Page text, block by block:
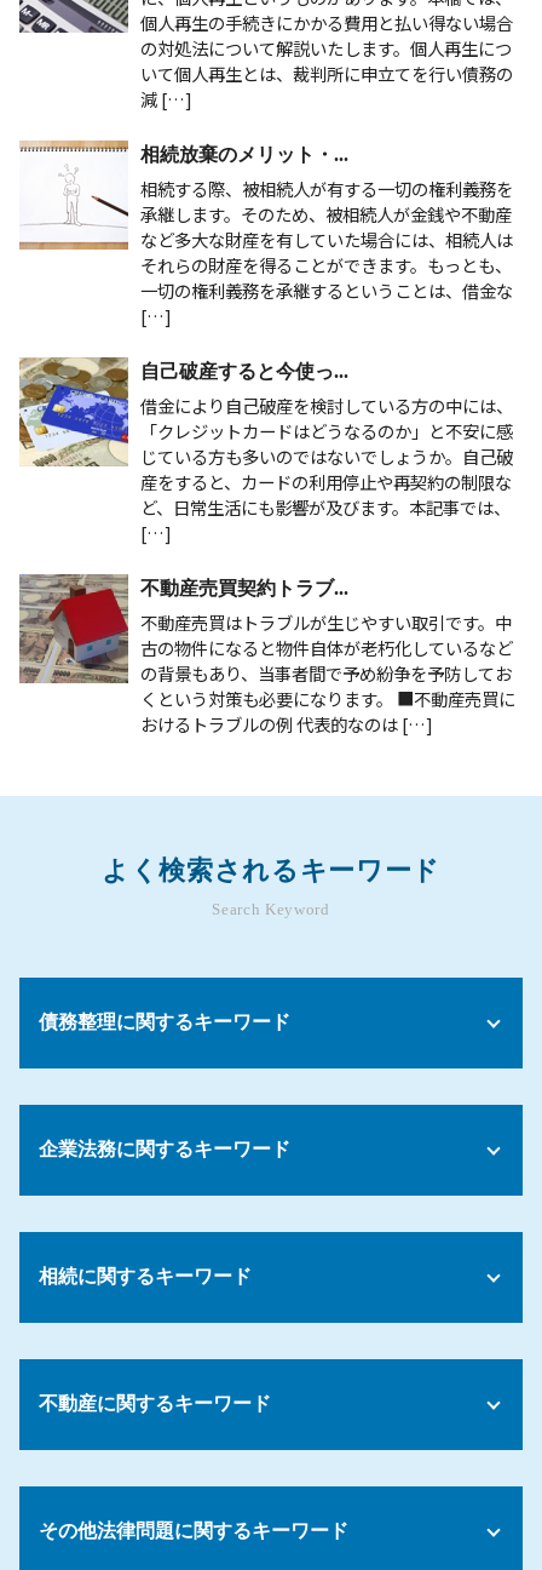
個人再生の手続きにかかる費用と払い得ない場合
の対処法について解説いたします。個人再生につ
いて個人再生とは、裁判所に申立てを行い債務の
減 […]
相続放棄のメリット・...
相続する際、被相続人が有する一切の権利義務を
承継します。そのため、被相続人が金銭や不動産
など多大な財産を有していた場合には、相続人は
それらの財産を得ることができます。もっとも、
一切の権利義務を承継するということは、借金な
[…]
自己破産すると今使っ...
借金により自己破産を検討している方の中には、
「クレジットカードはどうなるのか」と不安に感
じている方も多いのではないでしょうか。自己破
産をすると、カードの利用停止や再契約の制限な
ど、日常生活にも影響が及びます。本記事では、
[…]
不動産売買契約トラブ...
不動産売買はトラブルが生じやすい取引です。中
古の物件になると物件自体が老朽化しているなど
の背景もあり、当事者間で予め紛争を予防してお
くという対策も必要になります。 ■不動産売買に
おけるトラブルの例 代表的なのは […]
よく検索されるキーワード
Search Keyword
債務整理に関するキーワード
債務とは わかりやすく
債務 消滅時効
債務整理 おすすめ ランキング
債務整理 訴えられた
債務整理 訴訟
債務整理とは 法人
債務 債権 簿記
任意整理 支払い 遅れ
債務整理 デメリット 住宅ローン
債務整理 いつからカード作れる
企業法務に関するキーワード
正社員 解雇 条件
パワハラ 対策
労働環境 問題
長時間労働 問題
コンプライアンス パワハラ
みなし 残業代
労働基準法 解雇事由
相続に関するキーワード
生前 遺言書 効力
遺留分 請求期限
相続財産管理人 選任 申立
相続 遺留分 計算
不動産に関するキーワード
土地 契約書
不動産トラブル 立ち退き
その他法律問題に関するキーワード